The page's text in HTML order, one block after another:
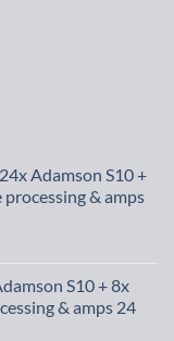
Adamson S10 +
processing & amps
S10 + 8x
& amps 24